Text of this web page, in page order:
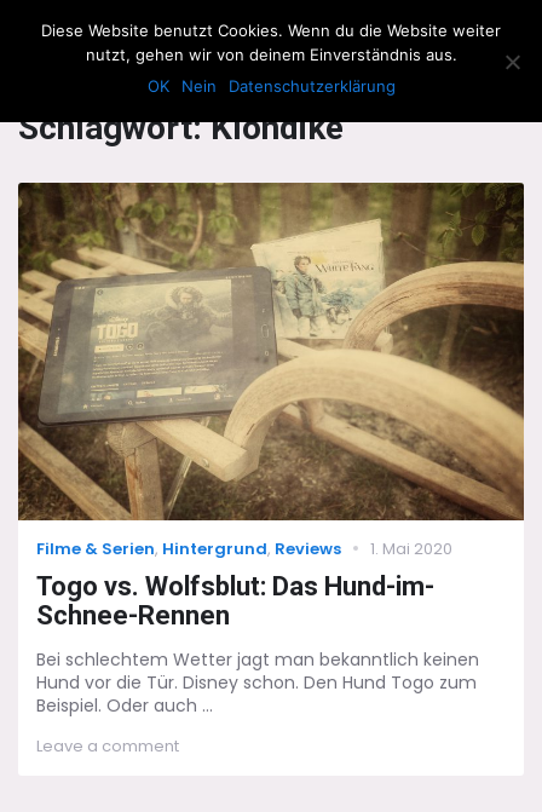
The Howling Men
Schlagwort:Klondike
Categories
Filme & Serien, Hintergrund, Reviews
Posted
1. Mai 2020
Togo vs. Wolfsblut: Das Hund-im-
Schnee-Rennen
Bei schlechtem Wetter jagt man bekanntlich keinen
Hund vor die Tür. Disney schon. Den Hund Togo zum
Beispiel. Oder auch ...
Leave a commenton
Diese Website benutzt Cookies. Wenn du die Website weiter
nutzt, gehen wir von deinem Einverständnis aus.
OK
Nein Datenschutzerklärung